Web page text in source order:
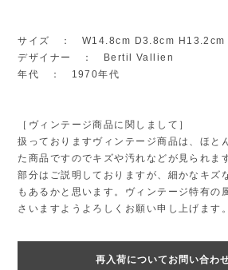
サイズ ： W14.8cm D3.8cm H13.2cm
デザイナー ： Bertil Vallien
年代 ： 1970年代
［ヴィンテージ商品に関しまして］
扱っておりますヴィンテージ商品は、ほと
た商品ですのでキズや汚れなどが見られま
部分はご説明しておりますが、細かなキズ
もあるかと思います。ヴィンテージ特有の
さいますようよろしくお願い申し上げます。
再入荷についてお問い合わ